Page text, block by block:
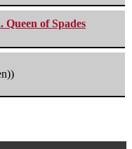
Queen of Spades